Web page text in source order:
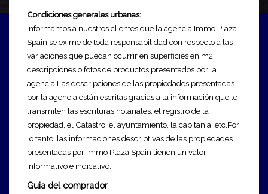
Condiciones generales urbanas:
Informamos a nuestros clientes que la agencia Immo Plaza
Spain se exime de toda responsabilidad con respecto a las
variaciones que puedan ocurrir en superficies en m2,
descripciones o fotos de productos presentados por la
agencia. Las descripciones de las propiedades presentadas
por la agencia están escritas gracias a la información que le
transmiten las escrituras notariales, el registro de la
propiedad, el Catastro, el ayuntamiento, la capitanía, etc. Por
lo tanto, las informaciones descriptivas de las propiedades
presentadas por Immo Plaza Spain tienen un valor
informativo e indicativo.
Guia del comprador